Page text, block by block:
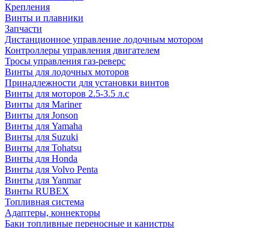
Крепления
Винты и плавники
Запчасти
Дистанционное управление лодочным мотором
Контроллеры управления двигателем
Тросы управления газ-реверс
Винты для лодочных моторов
Принадлежности для установки винтов
Винты для моторов 2.5-3.5 л.с
Винты для Mariner
Винты для Jonson
Винты для Yamaha
Винты для Suzuki
Винты для Tohatsu
Винты для Honda
Винты для Volvo Penta
Винты для Yanmar
Винты RUBEX
Топливная система
Адаптеры, коннекторы
Баки топливные переносные и канистры